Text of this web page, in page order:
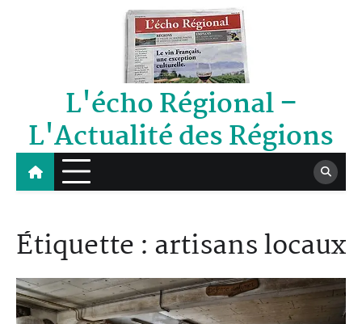
L'écho Régional –
L'Actualité des Régions
Étiquette : artisans locaux